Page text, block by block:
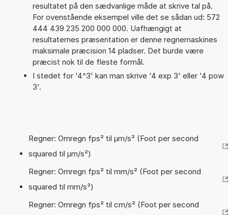
resultatet på den sædvanlige måde at skrive tal på.
For ovenstående eksempel ville det se sådan ud: 572
444 439 235 200 000 000. Uafhængigt at
resultaternes præsentation er denne regnemaskines
maksimale præcision 14 pladser. Det burde være
præcist nok til de fleste formål.
I stedet for '4^3' kan man skrive '4 exp 3' eller '4 pow
3'.
Regner: Omregn fps² til µm/s² (Foot per second
squared til µm/s²)
Regner: Omregn fps² til mm/s² (Foot per second
squared til mm/s²)
Regner: Omregn fps² til cm/s² (Foot per second